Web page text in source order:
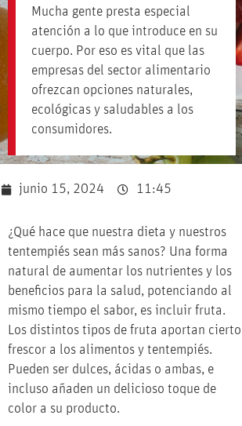
Mucha gente presta especial
atención a lo que introduce en su
cuerpo. Por eso es vital que las
empresas del sector alimentario
ofrezcan opciones naturales,
ecológicas y saludables a los
consumidores.
junio 15, 2024 11:45
¿Qué hace que nuestra dieta y nuestros
tentempiés sean más sanos? Una forma
natural de aumentar los nutrientes y los
beneficios para la salud, potenciando al
mismo tiempo el sabor, es incluir fruta.
Los distintos tipos de fruta aportan cierto
frescor a los alimentos y tentempiés.
Pueden ser dulces, ácidas o ambas, e
incluso añaden un delicioso toque de
color a su producto.